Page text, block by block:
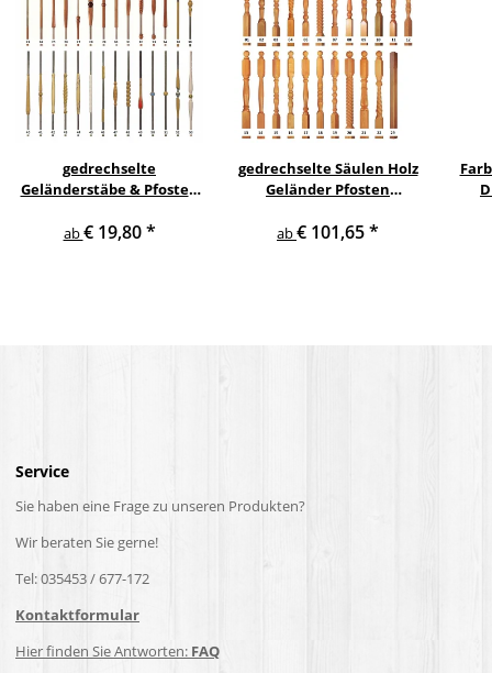
gedrechselte
Geländerstäbe & Pfosten
Treppe Geländer Säule
ab€ 19,80*
gedrechselte Säulen Holz
Geländer Pfosten
Holzpfosten Holzsäulen
ab€ 101,65*
Service
Sie haben eine Frage zu unseren Produkten?
Wir beraten Sie gerne!
Tel: 035453 / 677-172
Kontaktformular
Hier finden Sie Antworten: FAQ